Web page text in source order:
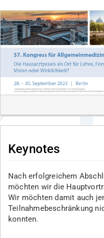
Keynotes
Nach erfolgreichem
möchten wir die
Wir möchten damit auch
Teilnahmebeschränkung
konnten.